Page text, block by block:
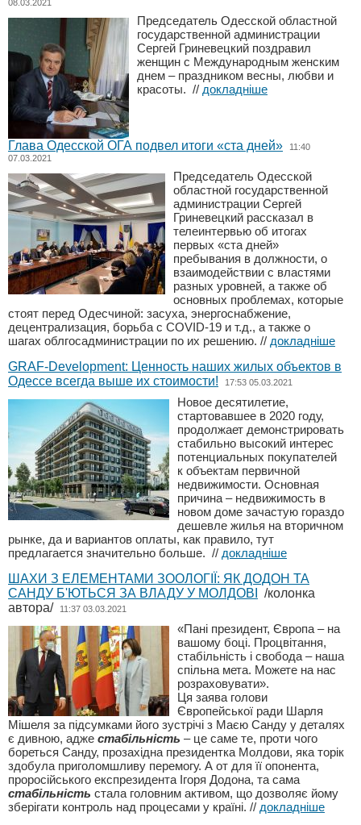
08.03.2021
Председатель Одесской областной
государственной администрации
Сергей Гриневецкий поздравил
женщин с Международным женским
днем – праздником весны, любви и
красоты. // докладніше
Глава Одесской ОГА подвел итоги «ста дней»
11:40
07.03.2021
Председатель Одесской
областной государственной
администрации Сергей
Гриневецкий рассказал в
телеинтервью об итогах
первых «ста дней»
пребывания в должности, о
взаимодействии с властями
разных уровней, а также об
основных проблемах, которые
стоят перед Одесчиной: засуха, энергоснабжение,
децентрализация, борьба с COVID-19 и т.д., а также о
шагах облгосадминистрации по их решению. // докладніше
GRAF-Development: Ценность наших жилых объектов в
Одессе всегда выше их стоимости!
17:53 05.03.2021
Новое десятилетие,
стартовавшее в 2020 году,
продолжает демонстрировать
стабильно высокий интерес
потенциальных покупателей
к объектам первичной
недвижимости. Основная
причина – недвижимость в
новом доме зачастую гораздо
дешевле жилья на вторичном
рынке, да и вариантов оплаты, как правило, тут
предлагается значительно больше. // докладніше
ШАХИ З ЕЛЕМЕНТАМИ ЗООЛОГІЇ: ЯК ДОДОН ТА
САНДУ Б'ЮТЬСЯ ЗА ВЛАДУ У МОЛДОВІ
/колонка
автора/
11:37 03.03.2021
«Пані президент, Європа – на
вашому боці. Процвітання,
стабільність і свобода – наша
спільна мета. Можете на нас
розраховувати».
Ця заява голови
Європейської ради Шарля
Мішеля за підсумками його зустрічі з Маєю Санду у деталях
є дивною, адже стабільність – це саме те, проти чого
бореться Санду, прозахідна президентка Молдови, яка торік
здобула приголомшливу перемогу. А от для її опонента,
проросійського експрезидента Ігоря Додона, та сама
стабільність стала головним активом, що дозволяє йому
зберігати контроль над процесами у країні. // докладніше